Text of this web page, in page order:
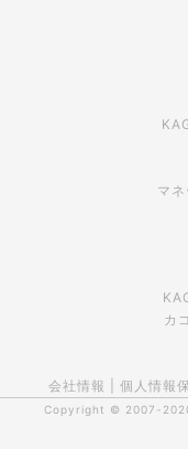
マ
カ
会社情報 個人情報
Copyright © 2007-